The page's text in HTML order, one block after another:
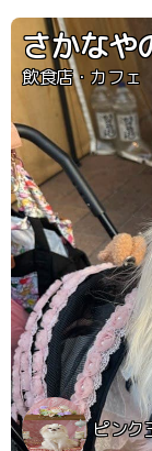
さかなや
飲食店・カフェ
ピンク